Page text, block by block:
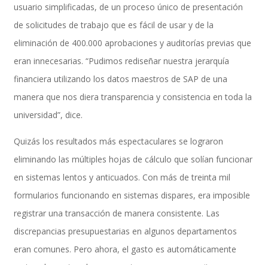
EPIBot
Productos
usuario simplificadas, de un proceso único de presentación
de solicitudes de trabajo que es fácil de usar y de la
eliminación de 400.000 aprobaciones y auditorías previas que
eran innecesarias. “Pudimos rediseñar nuestra jerarquía
financiera utilizando los datos maestros de SAP de una
manera que nos diera transparencia y consistencia en toda la
universidad”, dice.
Quizás los resultados más espectaculares se lograron
eliminando las múltiples hojas de cálculo que solían funcionar
en sistemas lentos y anticuados. Con más de treinta mil
formularios funcionando en sistemas dispares, era imposible
registrar una transacción de manera consistente. Las
discrepancias presupuestarias en algunos departamentos
eran comunes. Pero ahora, el gasto es automáticamente